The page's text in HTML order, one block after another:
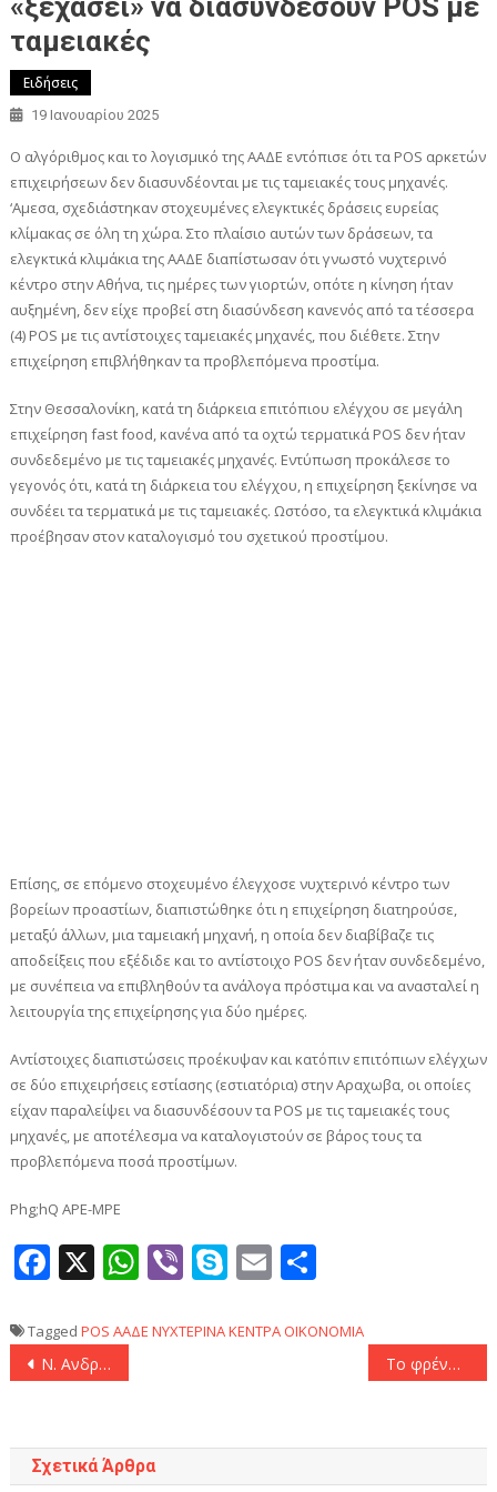
«ξεχάσει» να διασυνδέσουν POS με
ταμειακές
Ειδήσεις
19 Ιανουαρίου 2025
Ο αλγόριθμος και το λογισμικό της ΑΑΔΕ εντόπισε ότι τα POS αρκετών
επιχειρήσεων δεν διασυνδέονται με τις ταμειακές τους μηχανές.
‘Αμεσα, σχεδιάστηκαν στοχευμένες ελεγκτικές δράσεις ευρείας
κλίμακας σε όλη τη χώρα. Στο πλαίσιο αυτών των δράσεων, τα
ελεγκτικά κλιμάκια της ΑΑΔΕ διαπίστωσαν ότι γνωστό νυχτερινό
κέντρο στην Αθήνα, τις ημέρες των γιορτών, οπότε η κίνηση ήταν
αυξημένη, δεν είχε προβεί στη διασύνδεση κανενός από τα τέσσερα
(4) POS με τις αντίστοιχες ταμειακές μηχανές, που διέθετε. Στην
επιχείρηση επιβλήθηκαν τα προβλεπόμενα προστίμα.
Στην Θεσσαλονίκη, κατά τη διάρκεια επιτόπιου ελέγχου σε μεγάλη
επιχείρηση fast food, κανένα από τα οχτώ τερματικά POS δεν ήταν
συνδεδεμένο με τις ταμειακές μηχανές. Εντύπωση προκάλεσε το
γεγονός ότι, κατά τη διάρκεια του ελέγχου, η επιχείρηση ξεκίνησε να
συνδέει τα τερματικά με τις ταμειακές. Ωστόσο, τα ελεγκτικά κλιμάκια
προέβησαν στον καταλογισμό του σχετικού προστίμου.
Επίσης, σε επόμενο στοχευμένο έλεγχοσε νυχτερινό κέντρο των
βορείων προαστίων, διαπιστώθηκε ότι η επιχείρηση διατηρούσε,
μεταξύ άλλων, μια ταμειακή μηχανή, η οποία δεν διαβίβαζε τις
αποδείξεις που εξέδιδε και το αντίστοιχο POS δεν ήταν συνδεδεμένο,
με συνέπεια να επιβληθούν τα ανάλογα πρόστιμα και να ανασταλεί η
λειτουργία της επιχείρησης για δύο ημέρες.
Αντίστοιχες διαπιστώσεις προέκυψαν και κατόπιν επιτόπιων ελέγχων
σε δύο επιχειρήσεις εστίασης (εστιατόρια) στην Αραχωβα, οι οποίες
είχαν παραλείψει να διασυνδέσουν τα POS με τις ταμειακές τους
μηχανές, με αποτέλεσμα να καταλογιστούν σε βάρος τους τα
προβλεπόμενα ποσά προστίμων.
Phg;hQ APE-MPE
Facebook
X WhatsApp
ViberSkype
Email
Tagged POS ΑΑΔΕ ΝΥΧΤΕΡΙΝΑ ΚΕΝΤΡΑ ΟΙΚΟΝΟΜΙΑ
Πλοήγηση
Ν. Ανδρουλάκης στο ΣΚΑΪ: «Μπαμπούλας δεν υπάρχει. Ψηφίζεις ΠΑΣΟΚ, θα έχεις ΠΑΣΟΚ στην κυβέρνηση» Το φρένο στις τραπεζικές προμήθειες και στα ασφάλιστρα
Σχετικά Άρθρα